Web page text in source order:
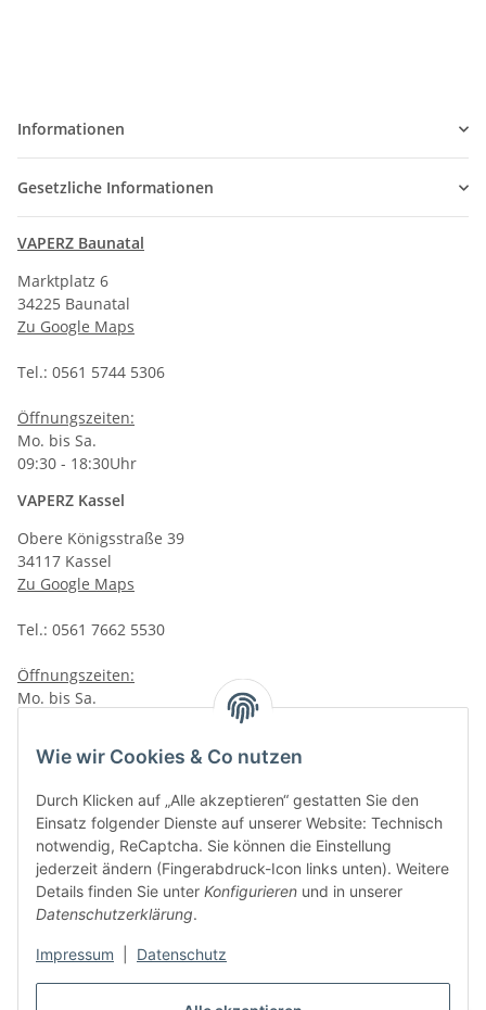
Wie wir Cookies & Co nutzen
Durch Klicken auf „Alle akzeptieren“ gestatten Sie den
Einsatz folgender Dienste auf unserer Website: Technisch
notwendig, ReCaptcha. Sie können die Einstellung
jederzeit ändern (Fingerabdruck-Icon links unten). Weitere
Details finden Sie unter Konfigurieren und in unserer
Datenschutzerklärung.
Impressum Datenschutz
Informationen
Gesetzliche Informationen
VAPERZ Baunatal
Marktplatz 6
34225 Baunatal
Zu Google Maps
Tel.: 0561 5744 5306
Öffnungszeiten:
Mo. bis Sa.
09:30 - 18:30Uhr
VAPERZ Kassel
Obere Königsstraße 39
34117 Kassel
Zu Google Maps
Tel.: 0561 7662 5530
Öffnungszeiten:
Mo. bis Sa.
VAPERZ Vellmar
Lange Wender 7
34246 Vellmar
Zu Google Maps
Tel.: 0561 9885 9996
Mo. bis Sa.
10:00 - 19:00Uhr